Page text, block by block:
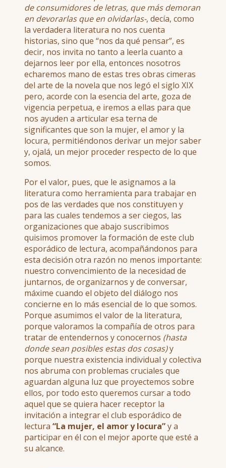
de consumidores de letras, que más demoran
en devorarlas que en olvidarlas-, decía, como
la verdadera literatura no nos cuenta
historias, sino que “nos da qué pensar”, es
decir, nos invita no tanto a leerla cuanto a
dejarnos leer por ella, entonces nosotros
echaremos mano de estas tres obras cimeras
del arte de la novela que nos legó el siglo XIX
pero, acorde con la esencia del arte, goza de
vigencia perpetua, e iremos a ellas para que
nos ayuden a articular esa terna de
significantes que son la mujer, el amor y la
locura, permitiéndonos derivar un mejor saber
y, ojalá, un mejor proceder respecto de lo que
somos.
Por el valor, pues, que le asignamos a la
literatura como herramienta para trabajar en
pos de las verdades que nos constituyen y
para las cuales tendemos a ser ciegos, las
organizaciones que abajo suscribimos
quisimos promover la formación de este club
esporádico de lectura, acompañándonos para
esta decisión otra razón no menos importante:
nuestro convencimiento de la necesidad de
juntarnos, de organizarnos y de conversar,
máxime cuando el objeto del diálogo nos
concierne en lo más esencial de lo que somos.
Porque asumimos el valor de la literatura,
porque valoramos la compañía de otros para
tratar de entendernos y conocernos (hasta
donde sean posibles estas dos cosas)y
porque nuestra existencia individual y colectiva
nos abruma con problemas cruciales que
aguardan alguna luz que proyectemos sobre
ellos, por todo esto queremos cursar a todo
aquel que se quiera hacer receptor la
invitación a integrar el club esporádico de
lectura “La mujer, el amor y locura”y a
participar en él con el mejor aporte que esté a
su alcance.